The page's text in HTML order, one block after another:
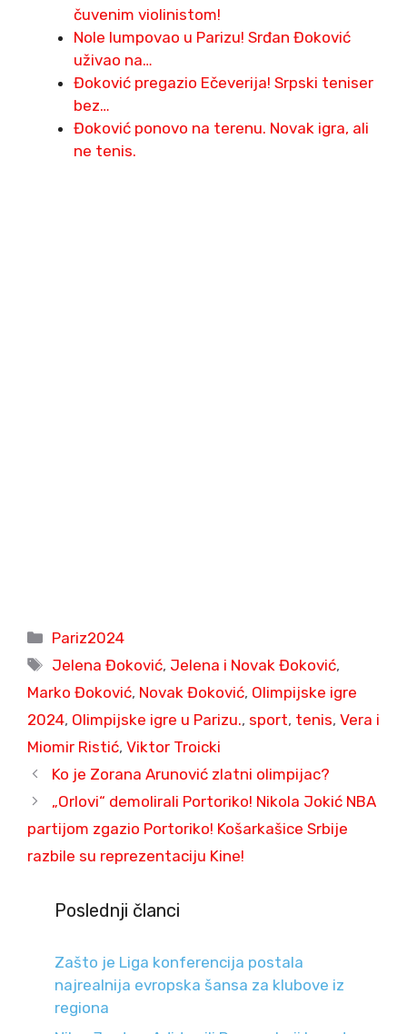
čuvenim violinistom!
Nole lumpovao u Parizu! Srđan Đoković
uživao na…
Đoković pregazio Ečeverija! Srpski teniser
bez…
Đoković ponovo na terenu. Novak igra, ali
ne tenis.
Categories
Pariz2024
Tags
Jelena Đoković, Jelena i Novak Đoković,
Marko Đoković, Novak Đoković, Olimpijske igre
2024, Olimpijske igre u Parizu., sport, tenis, Vera i
Miomir Ristić, Viktor Troicki
Ko je Zorana Arunović zlatni olimpijac?
„Orlovi“ demolirali Portoriko! Nikola Jokić NBA
partijom zgazio Portoriko! Košarkašice Srbije
razbile su reprezentaciju Kine!
Poslednji članci
Zašto je Liga konferencija postala
najrealnija evropska šansa za klubove iz
regiona